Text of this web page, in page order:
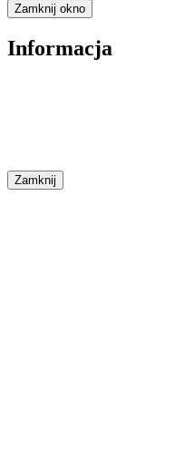
Zamknij okno
Informacja
Zamknij